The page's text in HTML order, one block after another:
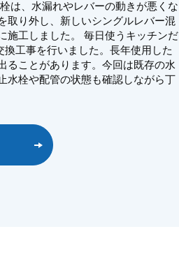
は、水漏れやレバーの動きが悪くな
取り外し、新しいシングルレバー混
施工しました。 毎日使うキッチンだ
工事を行いました。長年使用した
ることがあります。今回は既存の水
水栓や配管の状態も確認しながら丁